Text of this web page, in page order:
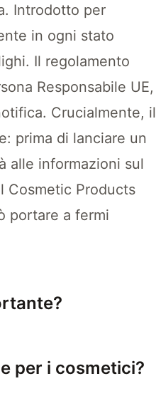
Introdotto per
in ogni stato
Il regolamento
Responsabile UE,
Crucialmente, il
prima di lanciare un
alle informazioni sul
Cosmetic Products
portare a fermi
per i cosmetici?